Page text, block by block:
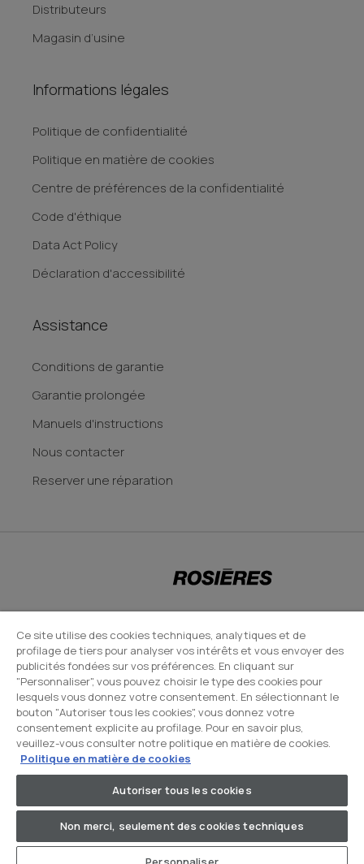
Distributeurs
Magasin d’usine
Informations légales
Politique de confidentialité
Politique en matière de cookies
Centre de préférences de la confidentialité
Code d'éthique
Data Act Policy
Déclaration d'accessibilité
Assistance
Conditions de garantie
Garantie prolongée
Manuels d'instructions
Nous contacter
Reserver une réparation
CANDY HOOVER GROUP S.r.I. - Associé unique - SIÈGE SOCIAL : Via Comolli,
57 - 20861 Brugherio (MB) - Italie - SIÈGES ADMINISTRATIFS : Via Privata
Eden Fumagalli snc - 20861 Brugherio (MB) et Via Trento n. 20/A-22 -
20871 Vimercate (MB) - Italie - Tél. : +39.039.2086.1 - Fax :
+39.039.2086.237 - Capital social 35 000 000,00 € iv - Cod. Code fiscal et
numéro d'inscription au registre du commerce de Milan-Monza-
Brianza-Lodi 04666310158 - Numéro de TVA 00786860965 - Numéro
REA : MB-1033934 - Autorisation IT AEOF 211870 - Société soumise aux
activités de gestion et de coordination de Candy S.p.A. - Boîte PEC :
candyhoovergroupsrl@legalmail.it
×
Ce site utilise des cookies techniques, analytiques et de
profilage de tiers pour analyser vos intérêts et vous envoyer des
publicités fondées sur vos préférences. En cliquant sur
"Personnaliser", vous pouvez choisir le type des cookies pour
lesquels vous donnez votre consentement. En sélectionnant le
bouton "Autoriser tous les cookies", vous donnez votre
consentement explicite au profilage. Pour en savoir plus,
veuillez-vous consulter notre politique en matière de cookies.
Politique en matière de cookies
Autoriser tous les cookies
Non merci, seulement des cookies techniques